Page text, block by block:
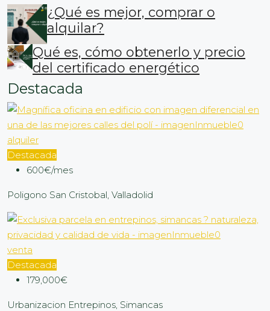
¿Qué es mejor, comprar o
alquilar?
Qué es, cómo obtenerlo y precio
del certificado energético
Destacada
alquiler
Destacada
600€/mes
Poligono San Cristobal, Valladolid
venta
Destacada
179,000€
Urbanizacion Entrepinos, Simancas